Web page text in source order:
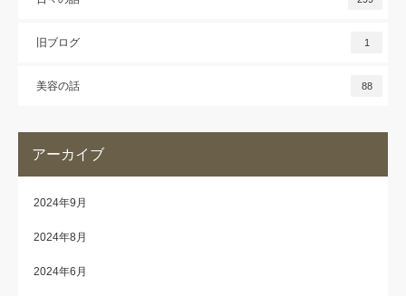
旧ブログ 1
美容の話 88
アーカイブ
2024年9月
2024年8月
2024年6月